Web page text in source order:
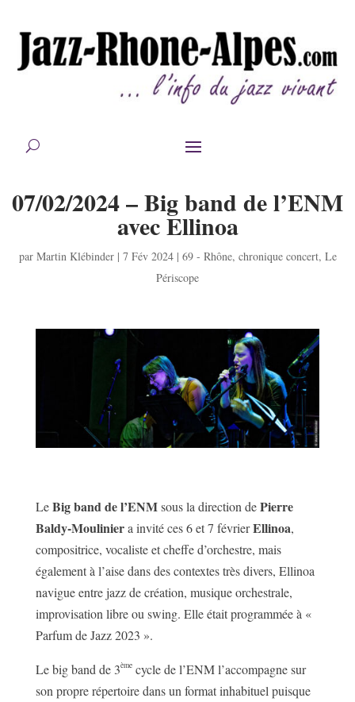
07/02/2024 – Big band de l’ENM
avec Ellinoa
par Martin Klébinder| 7 Fév 2024| 69 - Rhône, chronique concert, Le
Périscope
LeBig band de l’ENMsous la direction dePierre
Baldy-Mouliniera invité ces 6 et 7 févrierEllinoa,
compositrice, vocaliste et cheffe d’orchestre, mais
également à l’aise dans des contextes très divers, Ellinoa
navigue entre jazz de création, musique orchestrale,
improvisation libre ou swing. Elle était programmée à «
Parfum de Jazz 2023 ».
Le big band de 3èmecycle de l’ENM l’accompagne sur
son propre répertoire dans un format inhabituel puisque